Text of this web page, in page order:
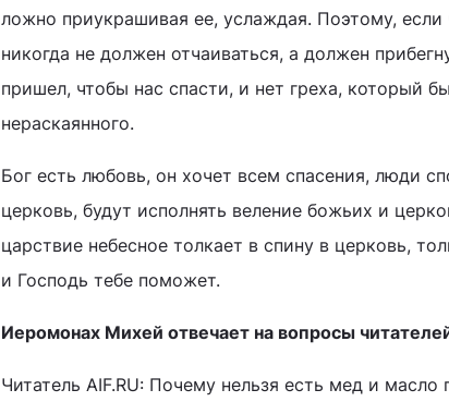
ложно приукрашивая ее, услаждая. Поэтому,
никогда не должен отчаиваться, а должен
пришел, чтобы нас спасти, и нет греха, который
нераскаянного.
Бог есть любовь, он хочет всем спасения, люди
церковь, будут исполнять веление божьих и
царствие небесное толкает в спину в церковь,
и Господь тебе поможет.
Иеромонах Михей отвечает на вопросы
Читатель AIF.RU: Почему нельзя есть мед и масло